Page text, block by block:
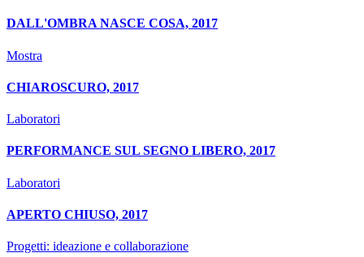
DALL'OMBRA NASCE COSA, 2017
Mostra
CHIAROSCURO, 2017
Laboratori
PERFORMANCE SUL SEGNO LIBERO, 2017
Laboratori
APERTO CHIUSO, 2017
Progetti: ideazione e collaborazione